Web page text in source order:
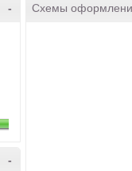
-
-
Схемы